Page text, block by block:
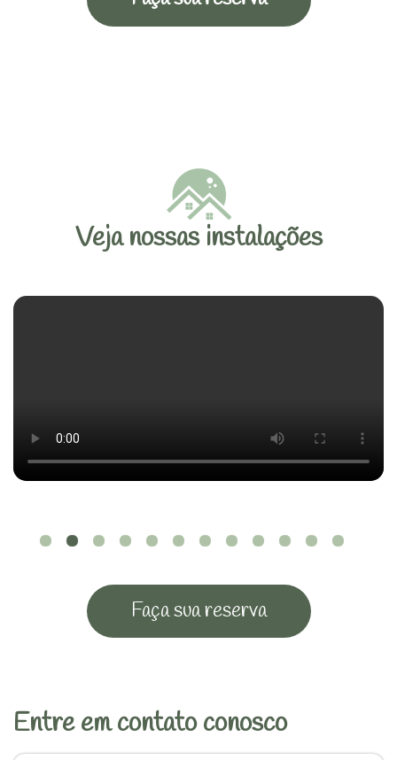
Veja nossas instalações
Faça sua reserva
Entre em contato conosco